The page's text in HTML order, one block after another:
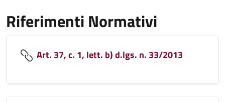
Riferimenti Normativi
Art. 37, c. 1, lett. b) d.lgs. n. 33/2013